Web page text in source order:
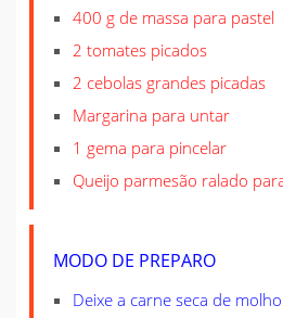
400 g de massa para pastel
2 tomates picados
2 cebolas grandes picadas
Margarina para untar
1 gema para pincelar
Queijo parmesão ralado
MODO DE PREPARO
Deixe a carne seca de